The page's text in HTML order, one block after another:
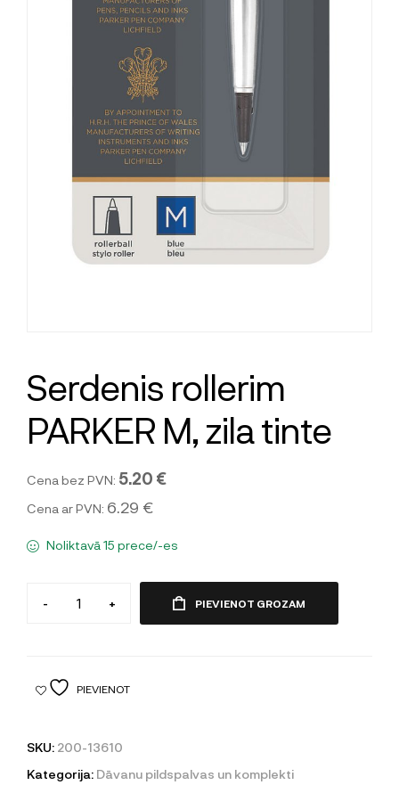
Serdenis rollerim
PARKER M, zila tinte
Cena bez PVN: 5.20 €
Cena ar PVN: 6.29 €
Noliktavā 15 prece/-es
- + PIEVIENOT GROZAM
PIEVIENOT
SKU: 200-13610
Kategorija: Dāvanu pildspalvas un komplekti